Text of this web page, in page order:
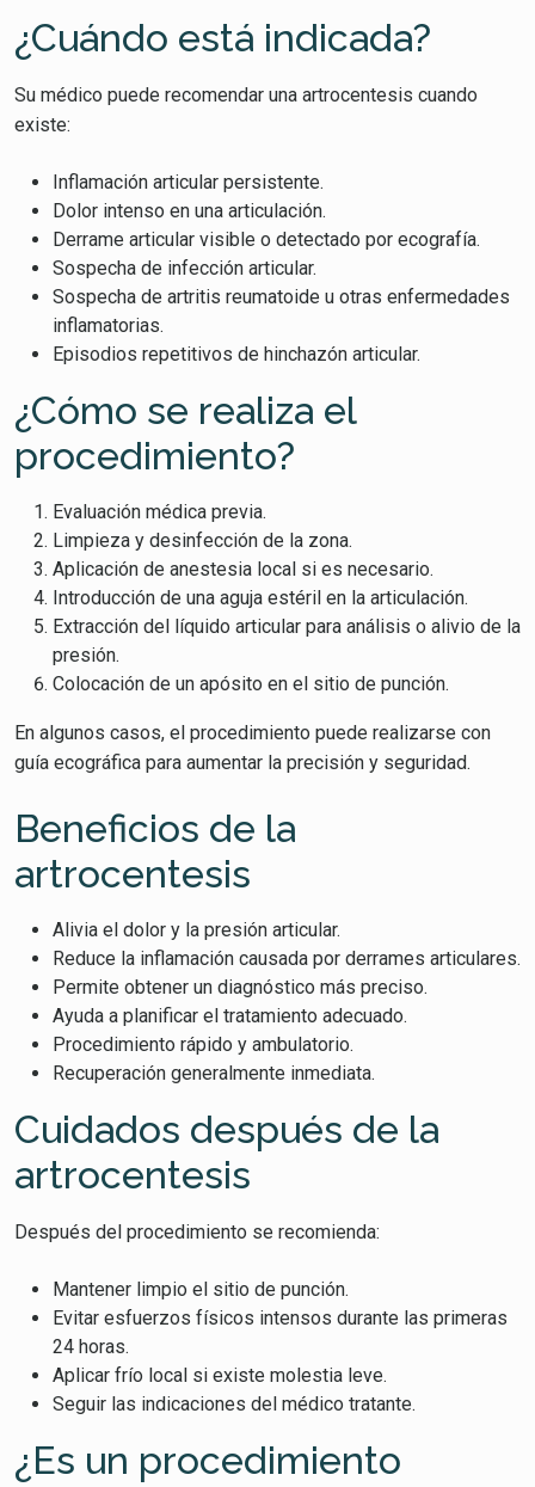
¿Cuándo está indicada?
Su médico puede recomendar una artrocentesis cuando
existe:
Inflamación articular persistente.
Dolor intenso en una articulación.
Derrame articular visible o detectado por ecografía.
Sospecha de infección articular.
Sospecha de artritis reumatoide u otras enfermedades
inflamatorias.
Episodios repetitivos de hinchazón articular.
¿Cómo se realiza el
procedimiento?
Evaluación médica previa.
Limpieza y desinfección de la zona.
Aplicación de anestesia local si es necesario.
Introducción de una aguja estéril en la articulación.
Extracción del líquido articular para análisis o alivio de la
presión.
Colocación de un apósito en el sitio de punción.
En algunos casos, el procedimiento puede realizarse con
guía ecográfica para aumentar la precisión y seguridad.
Beneficios de la
artrocentesis
Alivia el dolor y la presión articular.
Reduce la inflamación causada por derrames articulares.
Permite obtener un diagnóstico más preciso.
Ayuda a planificar el tratamiento adecuado.
Procedimiento rápido y ambulatorio.
Recuperación generalmente inmediata.
Cuidados después de la
artrocentesis
Después del procedimiento se recomienda:
Mantener limpio el sitio de punción.
Evitar esfuerzos físicos intensos durante las primeras
24 horas.
Aplicar frío local si existe molestia leve.
Seguir las indicaciones del médico tratante.
¿Es un procedimiento